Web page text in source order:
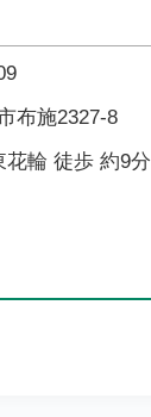
布施2327-8
花輪 徒歩 約9分